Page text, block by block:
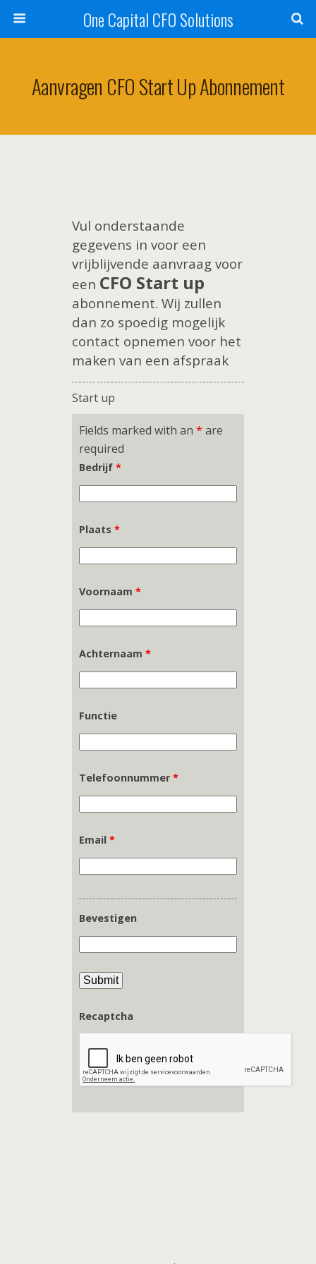
One Capital CFO Solutions
Aanvragen CFO Start Up Abonnement
Vul onderstaande
gegevens in voor een
vrijblijvende aanvraag voor
een CFO Start up
abonnement. Wij zullen
dan zo spoedig mogelijk
contact opnemen voor het
maken van een afspraak
Start up
Fields marked with an * are
required
Bedrijf *
Plaats *
Voornaam *
Achternaam *
Functie
Telefoonnummer *
Email *
Bevestigen
Recaptcha